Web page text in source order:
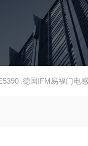
.德国IFM易福门电